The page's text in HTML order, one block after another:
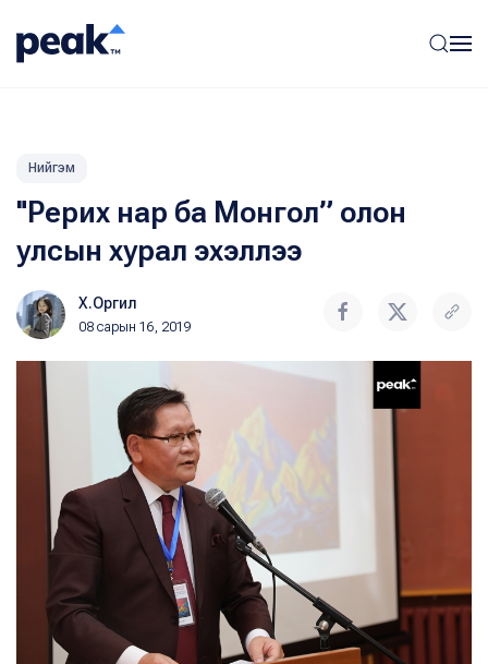
Нийгэм
"Рерих нар ба Монгол” олон
улсын хурал эхэллээ
Х.Оргил
08 сарын 16, 2019